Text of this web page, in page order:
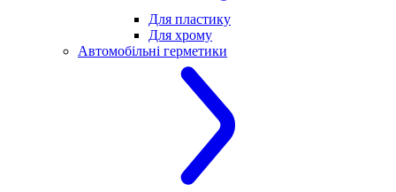
Для пластику
Для хрому
Автомобільні герметики